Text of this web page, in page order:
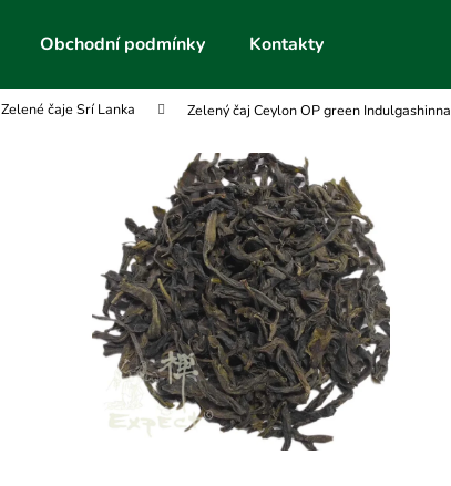
Obchodní podmínky Kontakty
Zelené čaje Srí Lanka Zelený čaj Ceylon OP green Indulgashinna
Co potřebujete najít?
HLEDAT
Doporučujeme